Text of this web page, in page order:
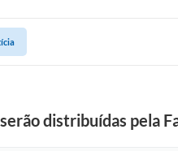
distribuídas pela